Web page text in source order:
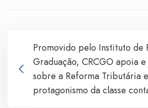
Promovido pelo Instituto de
Graduação, CRCGO apoia
sobre a Reforma Tributária
protagonismo da classe